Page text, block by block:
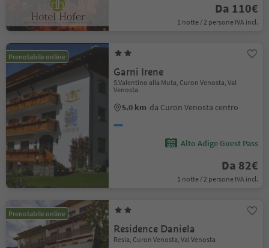
Da 110€
1 notte / 2 persone IVA incl.
Prenotabile online
Garni Irene
S.Valentino alla Muta, Curon Venosta, Val
Venosta
5.0 km da Curon Venosta centro
Alto Adige Guest Pass
Da 82€
1 notte / 2 persone IVA incl.
Prenotabile online
Residence Daniela
Resia, Curon Venosta, Val Venosta